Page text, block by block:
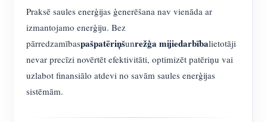
Praksē saules enerģijas ģenerēšana nav vienāda ar
izmantojamo enerģiju. Bez
pārredzamībaspašpatēriņšunrežģa mijiedarbībalietotāji
nevar precīzi novērtēt efektivitāti, optimizēt patēriņu vai
uzlabot finansiālo atdevi no savām saules enerģijas
sistēmām.